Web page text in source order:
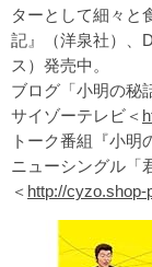
ターとして細々と
記』（洋泉社）、
ス）発売中。
ブログ「小明の秘
サイゾーテレビ＜
トーク番組『小明
ニューシングル「
＜ http://cyzo.shop-